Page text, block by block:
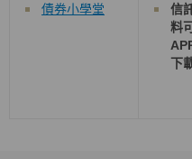
債券小學堂
信
料
下